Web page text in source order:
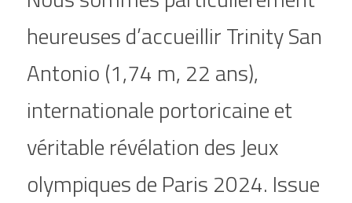
heureuses d’accueillir Trinity San
Antonio (1,74 m, 22 ans),
internationale portoricaine et
véritable révélation des Jeux
olympiques de Paris 2024. Issue